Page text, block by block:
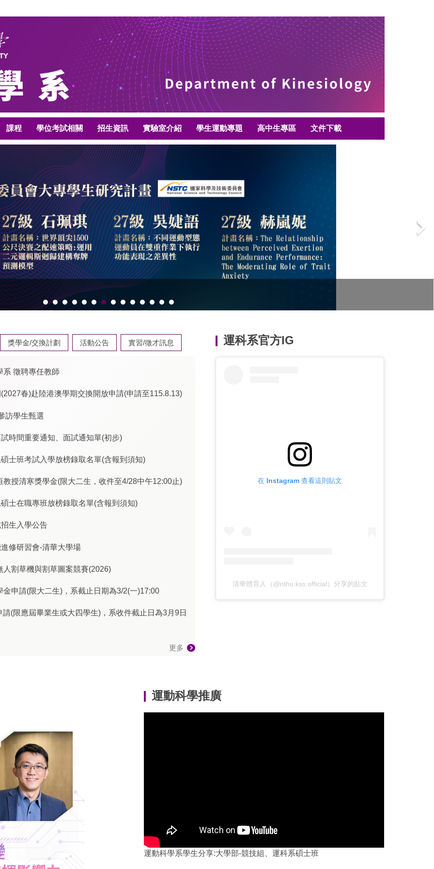
課程 學位考試相關 招生資訊 實驗室介紹 學生運動專題 高中生專區 文件下載
獎學金/交換計劃 活動公告 實習/徵才訊息
系 徵聘專任教師
春)赴陸港澳學期交換開放申請(申請至115.8.13)
訪學生甄選
時間重要通知、面試通知單(初步)
士班考試入學放榜錄取名單(含報到須知)
授清寒獎學金(限大二生，收件至4/28中午12:00止)
士在職專班放榜錄取名單(含報到須知)
生入學公告
修研習會-清華大學場
割草機與割草圖案競賽(2026)
申請(限大二生)，系截止日期為3/2(一)17:00
(限應屆畢業生或大四學生)，系收件截止日為3月9日
更多
運科系官方IG
在 Instagram 查看這則貼文
清華體育人（@nthu.kss.official）分享的貼文
運動科學推廣
運動科學系學生分享:大學部-競技組、運科系碩士班